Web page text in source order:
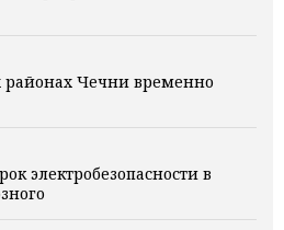
районах Чечни временно
электробезопасности в